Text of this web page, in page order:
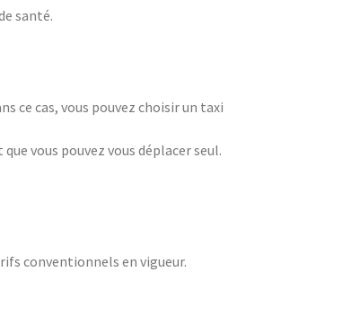
santé.
ce cas, vous pouvez choisir un taxi
vous pouvez vous déplacer seul.
conventionnels en vigueur.